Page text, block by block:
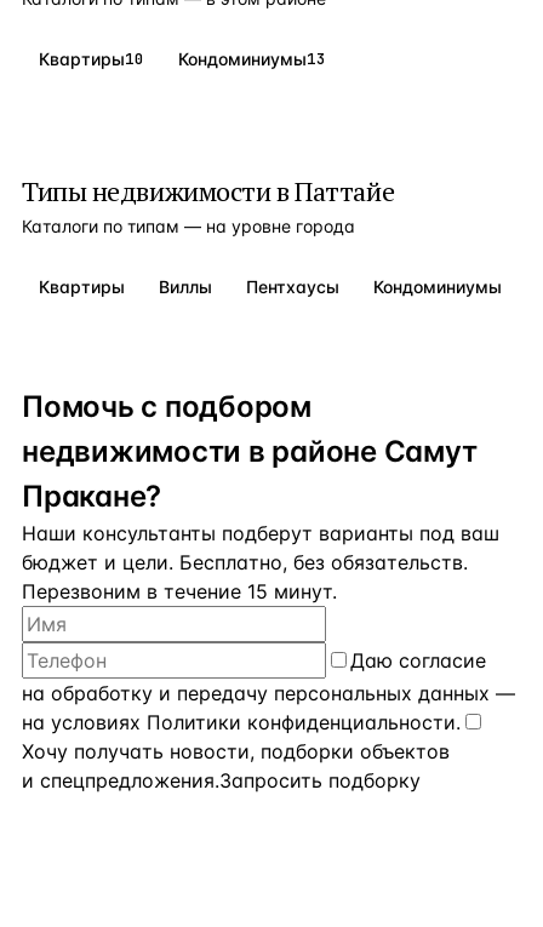
Квартиры10 Кондоминиумы13
Типы недвижимости вПаттайе
Каталоги по типам — на уровне города
Квартиры Виллы Пентхаусы Кондоминиумы
Помочь с подбором
недвижимости в районе Самут
Пракане?
Наши консультанты подберут варианты под ваш
бюджет и цели. Бесплатно, без обязательств.
Перезвоним в течение 15 минут.
Даю согласие
на обработку и передачу персональных данных —
на условиях Политики конфиденциальности.
Хочу получать новости, подборки объектов
и спецпредложения.Запросить подборку